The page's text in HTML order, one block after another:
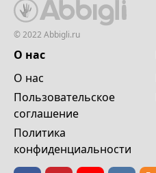
© 2022 Abbigli.ru
О нас
О нас
Пользовательское
cоглашение
Политика
конфиденциальности